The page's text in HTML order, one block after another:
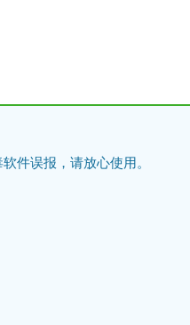
件误报，请放心使用。